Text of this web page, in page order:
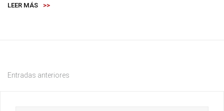
LEER MÁS >>
Entradas anteriores